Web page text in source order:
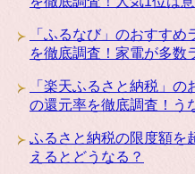
「ふるなび」のおすす
を徹底調査！家電が多数
「楽天ふるさと納税」
の還元率を徹底調査！う
ふるさと納税の限度額を
えるとどうなる？